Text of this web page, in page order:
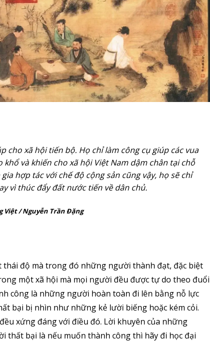
cho xã hội tiến bộ. Họ chỉ làm công cụ giúp các vua
và khiến cho xã hội Việt Nam dậm chân tại chỗ
hợp tác với chế độ cộng sản cũng vậy, họ sẽ chỉ
vì thúc đẩy đất nước tiến về dân chủ.
Việt / Nguyễn Trần Đặng
thái độ mà trong đó những người thành đạt, đặc biệt
một xã hội mà mọi người đều được tự do theo đuổi
công là những người hoàn toàn đi lên bằng nỗ lực
bại bị nhìn như những kẻ lười biếng hoặc kém cỏi.
xứng đáng với điều đó. Lời khuyên của những
thất bại là nếu muốn thành công thì hãy đi học đại